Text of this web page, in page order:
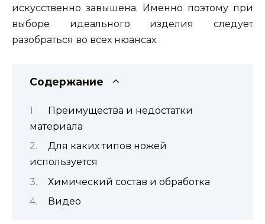
искусственно завышена. Именно поэтому при
выборе идеального изделия следует
разобраться во всех нюансах.
Содержание
Преимущества и недостатки
материала
Для каких типов ножей
используется
Химический состав и обработка
Видео